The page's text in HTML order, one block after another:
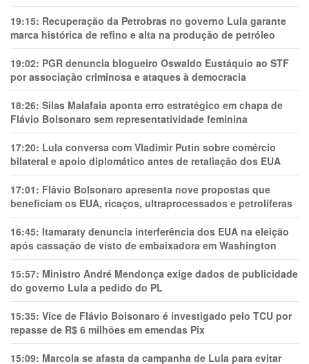
19:15: Recuperação da Petrobras no governo Lula garante
marca histórica de refino e alta na produção de petróleo
19:02: PGR denuncia blogueiro Oswaldo Eustáquio ao STF
por associação criminosa e ataques à democracia
18:26: Silas Malafaia aponta erro estratégico em chapa de
Flávio Bolsonaro sem representatividade feminina
17:20: Lula conversa com Vladimir Putin sobre comércio
bilateral e apoio diplomático antes de retaliação dos EUA
17:01: Flávio Bolsonaro apresenta nove propostas que
beneficiam os EUA, ricaços, ultraprocessados e petrolíferas
16:45: Itamaraty denuncia interferência dos EUA na eleição
após cassação de visto de embaixadora em Washington
15:57: Ministro André Mendonça exige dados de publicidade
do governo Lula a pedido do PL
15:35: Vice de Flávio Bolsonaro é investigado pelo TCU por
repasse de R$ 6 milhões em emendas Pix
15:09: Marcola se afasta da campanha de Lula para evitar